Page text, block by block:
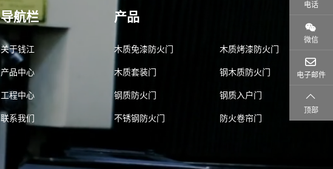
导航栏
关于钱江
产品中心
工程中心
联系我们
产品
木质免漆防火门 木质烤漆防火门
木质套装门 钢木质防火门
钢质防火门 钢质入户门
不锈钢防火门 防火卷帘门
电话
微信
电子邮件
顶部